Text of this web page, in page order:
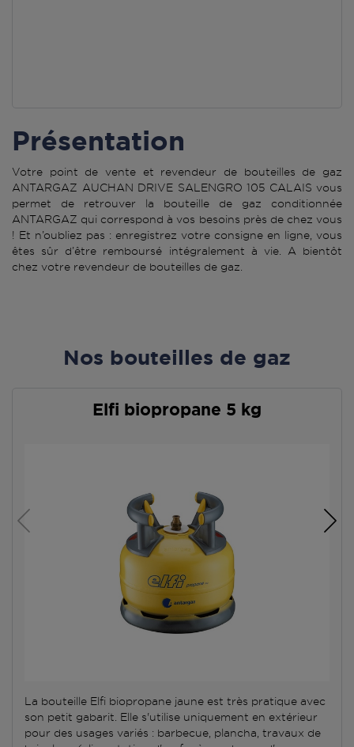
Présentation
Votre point de vente et revendeur de bouteilles de gaz
ANTARGAZ AUCHAN DRIVE SALENGRO 105 CALAIS vous
permet de retrouver la bouteille de gaz conditionnée
ANTARGAZ qui correspond à vos besoins près de chez vous
! Et n’oubliez pas : enregistrez votre consigne en ligne, vous
êtes sûr d’être remboursé intégralement à vie. A bientôt
chez votre revendeur de bouteilles de gaz.
Nos bouteilles de gaz
Elfi biopropane 5 kg
La bouteille Elfi biopropane jaune est très pratique avec
son petit gabarit. Elle s'utilise uniquement en extérieur
pour des usages variés : barbecue, plancha, travaux de